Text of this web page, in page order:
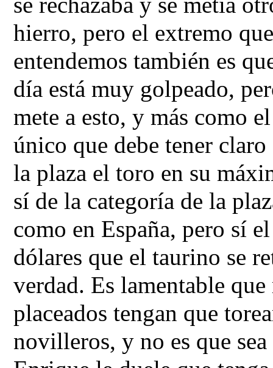
hierro, pero el extremo
entendemos también es
día está muy golpeado,
mete a esto, y más como
único que debe tener
la plaza el toro en su
sí de la categoría de la
como en España, pero sí
dólares que el taurino se
verdad. Es lamentable
placeados tengan que
novilleros, y no es que